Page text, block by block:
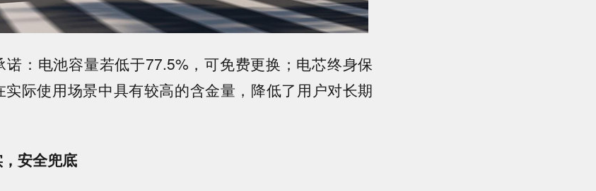
诺：电池容量若低于77.5%，可免费更换；电芯终身保
际使用场景中具有较高的含金量，降低了用户对长期
安全兜底